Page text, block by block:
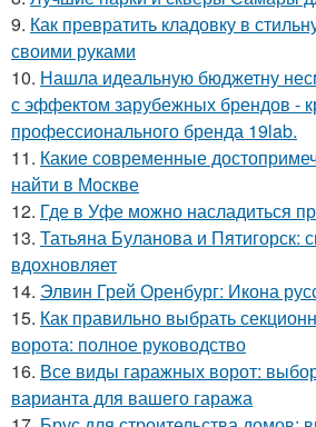
9. Как превратить кладовку в
своими руками
10. Нашла идеальную бюджетну
с эффектом зарубежных брендов -
профессионального бренда 19lab.
11. Какие современные
найти в Москве
12. Где в Уфе можно насладиться
13. Татьяна Буланова и Пятигорск:
вдохновляет
14. Элвин Грей Оренбург: Икона
15. Как правильно выбрать
ворота: полное руководство
16. Все виды гаражных ворот:
варианта для вашего гаража